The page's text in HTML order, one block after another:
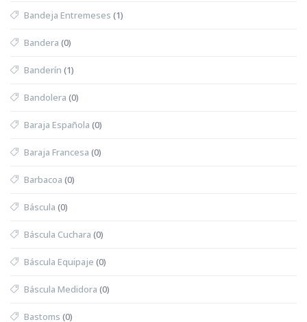
Bandeja Entremeses (1)
Bandera (0)
Banderín (1)
Bandolera (0)
Baraja Española (0)
Baraja Francesa (0)
Barbacoa (0)
Báscula (0)
Báscula Cuchara (0)
Báscula Equipaje (0)
Báscula Medidora (0)
Bastoms (0)